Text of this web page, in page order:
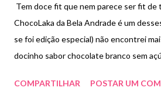
Tem doce fit que nem parece ser fit de
ChocoLaka da Bela Andrade é um
se foi edição especial) não encontrei
docinho sabor chocolate branco sem
COMPARTILHAR
POSTAR UM